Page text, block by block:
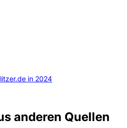
in 2024
anderen Quellen